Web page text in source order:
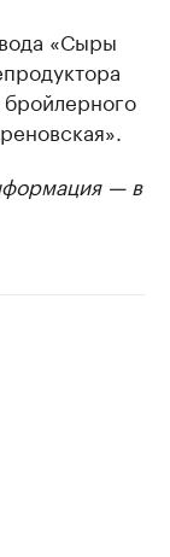
«Сыры
— в